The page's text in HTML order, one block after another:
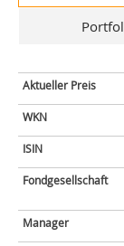
Aktueller Preis
WKN
ISIN
Fondgesellschaft
Manager